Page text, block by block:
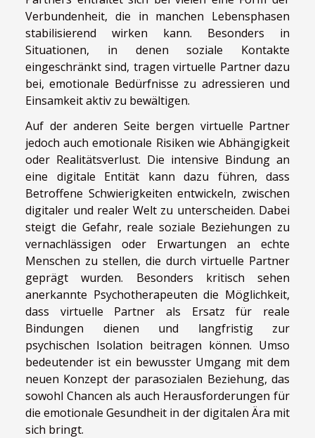
Verbundenheit, die in manchen Lebensphasen
stabilisierend wirken kann. Besonders in
Situationen, in denen soziale Kontakte
eingeschränkt sind, tragen virtuelle Partner dazu
bei, emotionale Bedürfnisse zu adressieren und
Einsamkeit aktiv zu bewältigen.
Auf der anderen Seite bergen virtuelle Partner
jedoch auch emotionale Risiken wie Abhängigkeit
oder Realitätsverlust. Die intensive Bindung an
eine digitale Entität kann dazu führen, dass
Betroffene Schwierigkeiten entwickeln, zwischen
digitaler und realer Welt zu unterscheiden. Dabei
steigt die Gefahr, reale soziale Beziehungen zu
vernachlässigen oder Erwartungen an echte
Menschen zu stellen, die durch virtuelle Partner
geprägt wurden. Besonders kritisch sehen
anerkannte Psychotherapeuten die Möglichkeit,
dass virtuelle Partner als Ersatz für reale
Bindungen dienen und langfristig zur
psychischen Isolation beitragen können. Umso
bedeutender ist ein bewusster Umgang mit dem
neuen Konzept der parasozialen Beziehung, das
sowohl Chancen als auch Herausforderungen für
die emotionale Gesundheit in der digitalen Ära mit
sich bringt.